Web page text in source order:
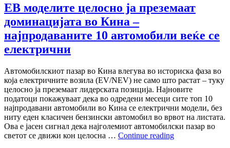
нова
фаза:
но
и
клучни
пазари
–
извештај
на
Bloomberg
ЕВ моделите целосно ја преземаат
доминацијата во Кина –
најпродаваните 10 автомобили веќе се
електрични
Автомобилскиот пазар во Кина влегува во историска фаза во
која електричните возила (EV/NEV) не само што растат – туку
целосно ја преземаат лидерската позиција. Најновите
податоци покажуваат дека во одредени месеци сите топ 10
најпродавани автомобили во Кина се електрични модели, без
ниту еден класичен бензински автомобил во врвот на листата.
Ова е јасен сигнал дека најголемиот автомобилски пазар во
светот се движи кон целосна … Continue readingЕВ